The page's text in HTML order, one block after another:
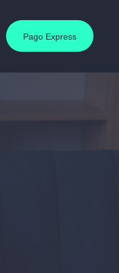
Pago Express